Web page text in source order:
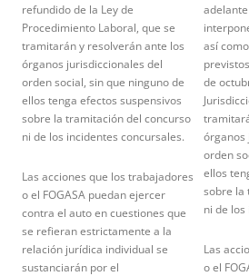
refundido de la Ley de
Procedimiento Laboral, que se
tramitarán y resolverán ante los
órganos jurisdiccionales del
orden social, sin que ninguno de
ellos tenga efectos suspensivos
sobre la tramitación del concurso
ni de los incidentes concursales.
Las acciones que los trabajadores
o el FOGASA puedan ejercer
contra el auto en cuestiones que
se refieran estrictamente a la
relación jurídica individual se
sustanciarán por el
así
de
órganos
orden
ellos
sobre la
ni de
Las
o el